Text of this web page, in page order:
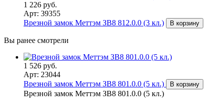
1 226 руб.
Арт: 39355
Врезной замок Меттэм ЗВ8 812.0.0 (3 кл.)
В корзину
Вы ранее смотрели
1 526 руб.
Арт: 23044
Врезной замок Меттэм ЗВ8 801.0.0 (5 кл.)
В корзину
Врезной замок Меттэм ЗВ8 801.0.0 (5 кл.)